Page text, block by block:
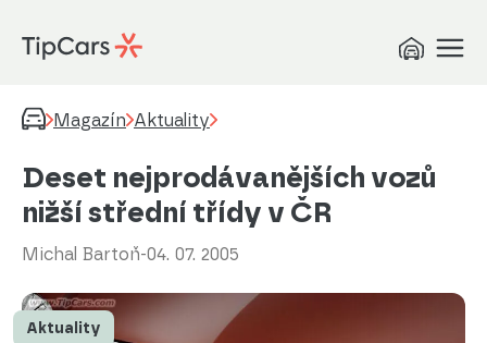
Magazín Aktuality
Deset nejprodávanějších vozů
nižší střední třídy v ČR
Michal Bartoň-04. 07. 2005
Aktuality